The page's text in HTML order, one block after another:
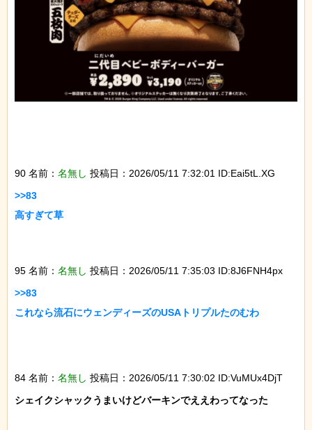
90 名前： 名無し 投稿日：2026/05/11 7:32:01 ID:Eai5tL.XG
>>83
高すぎて草
95 名前： 名無し 投稿日：2026/05/11 7:35:03 ID:8J6FNH4px
>>83
これなら流石にウェンディーズのUSAトリプルたのむわ
84 名前： 名無し 投稿日：2026/05/11 7:30:02 ID:VuMUx4DjT
シェイクシャックうまいけどバーキンでええわってなった